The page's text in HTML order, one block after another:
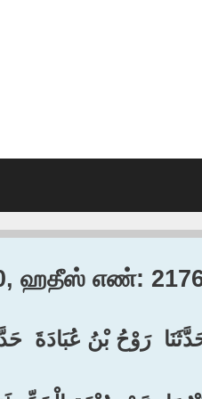
ஹதீஸ் எண்:
‏رَوْحُ بْنُ عُبَادَةَ